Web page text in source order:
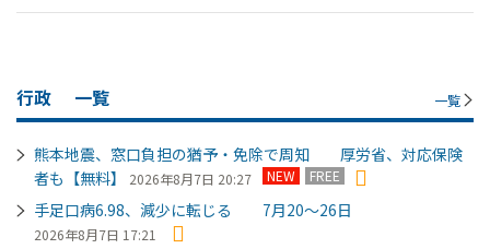
行政 一覧 一覧
熊本地震、窓口負担の猶予・免除で周知 厚労省、対応保険
者も【無料】
2026年8月7日 20:27 NEW FREE
手足口病6.98、減少に転じる 7月20～26日
2026年8月7日 17:21